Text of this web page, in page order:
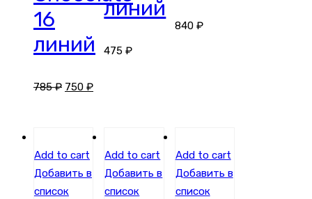
16
линий
785₽ 750 ₽
линий
475₽
840 ₽
Add to cart
Добавить в
список
Add to cart
Добавить в
список
Add to cart
Добавить в
список